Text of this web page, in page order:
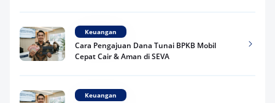
Keuangan
Cara Pengajuan Dana Tunai BPKB Mobil
Cepat Cair & Aman di SEVA
Keuangan